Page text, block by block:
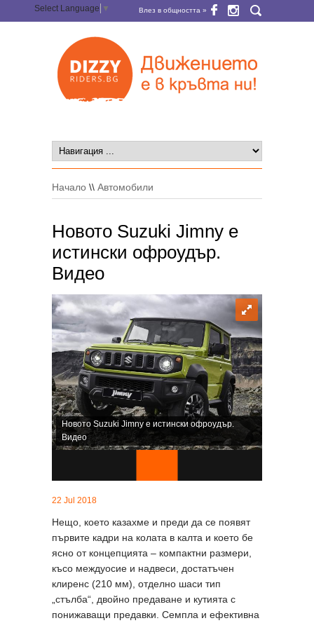
Select Language ▼ Влез в общността »
Начало \\ Автомобили
Новото Suzuki Jimny е
истински офроудър.
Видео
Новото Suzuki Jimny е истински офроудър.
Видео
22 Jul 2018
Нещо, което казахме и преди да се появят
първите кадри на колата в калта и което бе
ясно от концепцията – компактни размери,
късо междуосие и надвеси, достатъчен
клиренс (210 мм), отделно шаси тип
„стълба“, двойно предаване и кутията с
понижаващи предавки. Семпла и ефективна